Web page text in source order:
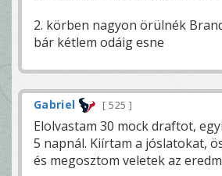
2. körben nagyon örülnék
bár kétlem odáig esne
Gabriel 525
Elolvastam 30 mock draftot,
5 napnál. Kiírtam a jóslatokat,
és megosztom veletek az